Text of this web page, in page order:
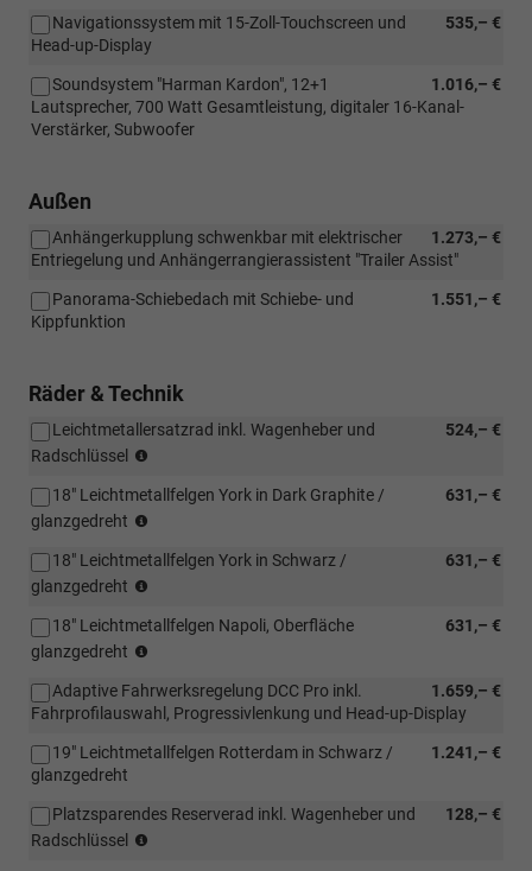
535,– €
Navigationssystem mit 15-Zoll-Touchscreen und
Head-up-Display
1.016,– €
Soundsystem "Harman Kardon", 12+1
Lautsprecher, 700 Watt Gesamtleistung, digitaler 16-Kanal-
Verstärker, Subwoofer
Außen
1.273,– €
Anhängerkupplung schwenkbar mit elektrischer
Entriegelung und Anhängerrangierassistent "Trailer Assist"
1.551,– €
Panorama-Schiebedach mit Schiebe- und
Kippfunktion
Räder & Technik
524,– €
Leichtmetallersatzrad inkl. Wagenheber und
Radschlüssel
Verbindung
Platzsparendes
Wagenheber
631,– €
18" Leichtmetallfelgen York in Dark Graphite /
glanzgedreht
Verbindung
18"
in
Schwarz
oder
Leichtmetallfelgen
631,– €
18" Leichtmetallfelgen York in Schwarz /
glanzgedreht
Verbindung
18"
Leichtmetallfelgen
in
Graphite
631,– €
18" Leichtmetallfelgen Napoli, Oberfläche
glanzgedreht
Verbindung
mit:
18"
York
1.659,– €
Adaptive Fahrwerksregelung DCC Pro inkl.
Fahrprofilauswahl, Progressivlenkung und Head-up-Display
1.241,– €
19" Leichtmetallfelgen Rotterdam in Schwarz /
glanzgedreht
128,– €
Platzsparendes Reserverad inkl. Wagenheber und
Radschlüssel